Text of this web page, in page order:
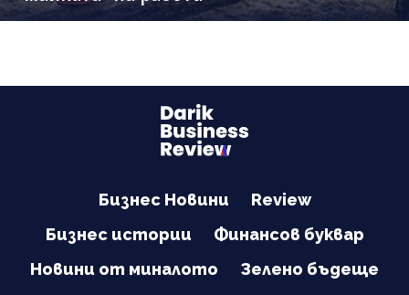
Бизнес Новини
Review
Бизнес истории
Финансов буквар
Новини от миналото
Зелено бъдеще